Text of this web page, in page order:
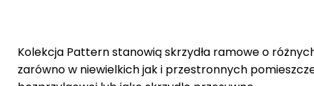
Kolekcja Pattern stanowią skrzydła ramowe o
zarówno w niewielkich jak i przestronnych